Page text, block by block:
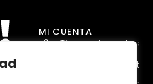
MI CUENTA
Tienda Juguetes
Tienda Gourmet